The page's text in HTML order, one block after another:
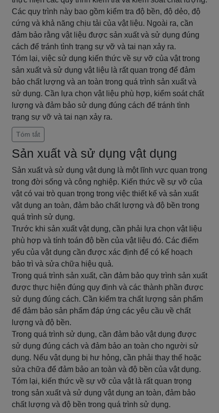
Các quy trình này bao gồm kiểm tra độ bền, độ dẻo, độ
cứng và khả năng chịu tải của vật liệu. Ngoài ra, cần
đảm bảo rằng vật liệu được sản xuất và sử dụng đúng
cách để tránh tình trạng sự vỡ và tai nạn xảy ra.
Tóm lại, việc sử dụng kiến thức về sự vỡ của vật trong
sản xuất và sử dụng vật liệu là rất quan trọng để đảm
bảo chất lượng và an toàn trong quá trình sản xuất và
sử dụng. Cần lựa chọn vật liệu phù hợp, kiểm soát chất
lượng và đảm bảo sử dụng đúng cách để tránh tình
trạng sự vỡ và tai nạn xảy ra.
Tóm tắt
Sản xuất và sử dụng vật dụng
Sản xuất và sử dụng vật dụng là một lĩnh vực quan trọng
trong đời sống và công nghiệp. Kiến thức về sự vỡ của
vật có vai trò quan trọng trong việc thiết kế và sản xuất
vật dụng an toàn, đảm bảo chất lượng và độ bền trong
quá trình sử dụng.
Trước khi sản xuất vật dụng, cần phải lựa chọn vật liệu
phù hợp và tính toán độ bền của vật liệu đó. Các điểm
yếu của vật dụng cần được xác định để có kế hoạch
bảo trì và sửa chữa hiệu quả.
Trong quá trình sản xuất, cần đảm bảo quy trình sản xuất
được thực hiện đúng quy định và các thành phần được
sử dụng đúng cách. Cần kiểm tra chất lượng sản phẩm
để đảm bảo sản phẩm đáp ứng các yêu cầu về chất
lượng và độ bền.
Trong quá trình sử dụng, cần đảm bảo vật dụng được
sử dụng đúng cách và đảm bảo an toàn cho người sử
dụng. Nếu vật dụng bị hư hỏng, cần phải thay thế hoặc
sửa chữa để đảm bảo an toàn và độ bền của vật dụng.
Tóm lại, kiến thức về sự vỡ của vật là rất quan trọng
trong sản xuất và sử dụng vật dụng an toàn, đảm bảo
chất lượng và độ bền trong quá trình sử dụng.